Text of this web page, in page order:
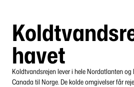
havet
Koldtvandsrejen lever i hele Nordatlanten og
Canada til Norge. De kolde omgivelser får